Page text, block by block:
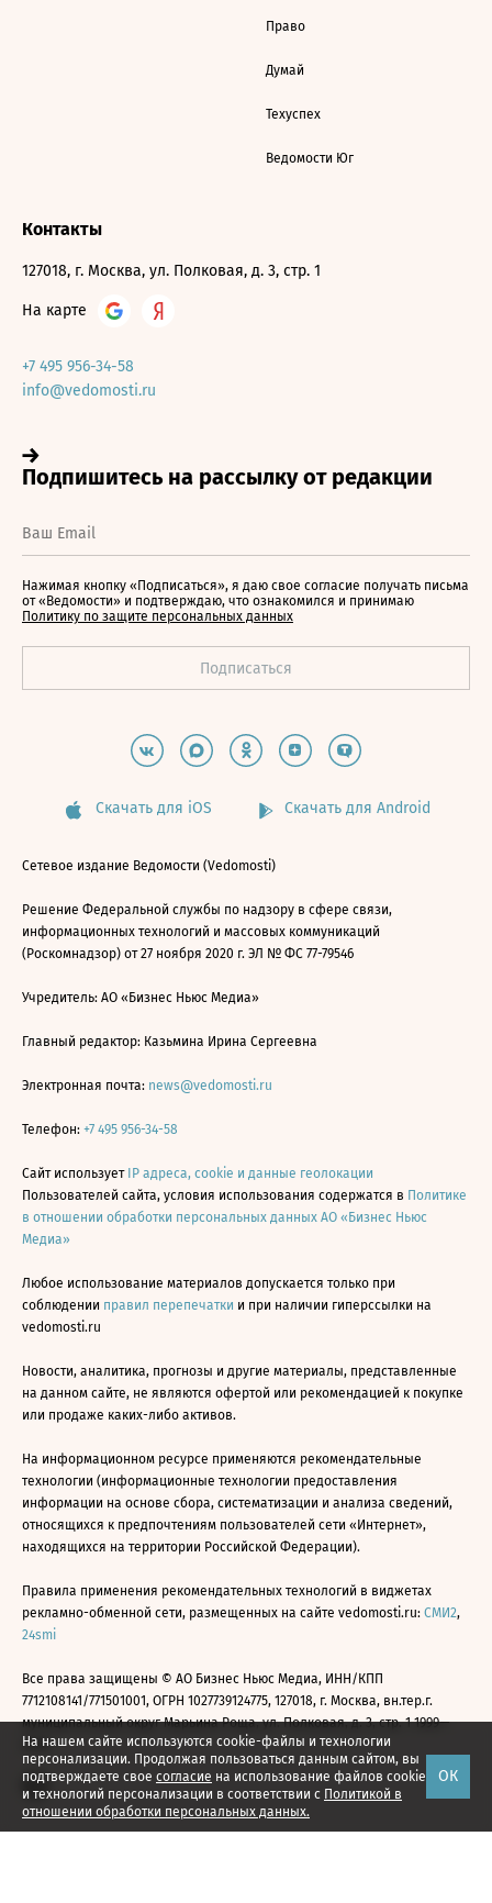
На нашем сайте используются cookie-файлы и технологии
персонализации. Продолжая пользоваться данным сайтом, вы
подтверждаете свое согласие на использование файлов cookie
и технологий персонализации в соответствии с Политикой в
отношении обработки персональных данных.
ОК
Право
Думай
Техуспех
Ведомости Юг
Контакты
127018, г. Москва, ул. Полковая, д. 3, стр. 1
На карте
+7 495 956-34-58
info@vedomosti.ru
Нажимая кнопку «Подписаться», я даю свое согласие получать письма
от «Ведомости» и подтверждаю, что ознакомился и принимаю
Политику по защите персональных данных
Скачать для iOS Скачать для Android
Сетевое издание Ведомости (Vedomosti)
Решение Федеральной службы по надзору в сфере связи,
информационных технологий и массовых коммуникаций
(Роскомнадзор) от 27 ноября 2020 г. ЭЛ № ФС 77-79546
Учредитель: АО «Бизнес Ньюс Медиа»
Главный редактор: Казьмина Ирина Сергеевна
Электронная почта: news@vedomosti.ru
Телефон: +7 495 956-34-58
Сайт использует IP адреса, cookie и данные геолокации
Пользователей сайта, условия использования содержатся в Политике
в отношении обработки персональных данных АО «Бизнес Ньюс
Медиа»
Любое использование материалов допускается только при
соблюдении правил перепечатки и при наличии гиперссылки на
vedomosti.ru
Новости, аналитика, прогнозы и другие материалы, представленные
на данном сайте, не являются офертой или рекомендацией к покупке
или продаже каких-либо активов.
На информационном ресурсе применяются рекомендательные
технологии (информационные технологии предоставления
информации на основе сбора, систематизации и анализа сведений,
относящихся к предпочтениям пользователей сети «Интернет»,
находящихся на территории Российской Федерации).
Правила применения рекомендательных технологий в виджетах
рекламно-обменной сети, размещенных на сайте vedomosti.ru: СМИ2,
24smi
Все права защищены © АО Бизнес Ньюс Медиа, ИНН/КПП
7712108141/771501001, ОГРН 1027739124775, 127018, г. Москва, вн.тер.г.
муниципальный округ Марьина Роща, ул. Полковая, д. 3, стр. 1 1999—
2026